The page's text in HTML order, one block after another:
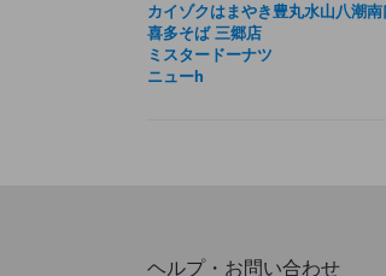
カイゾクはまやき豊丸水山八潮南
喜多そば 三郷店
ミスタードーナツ
ニューh
ヘルプ・お問い合わせ